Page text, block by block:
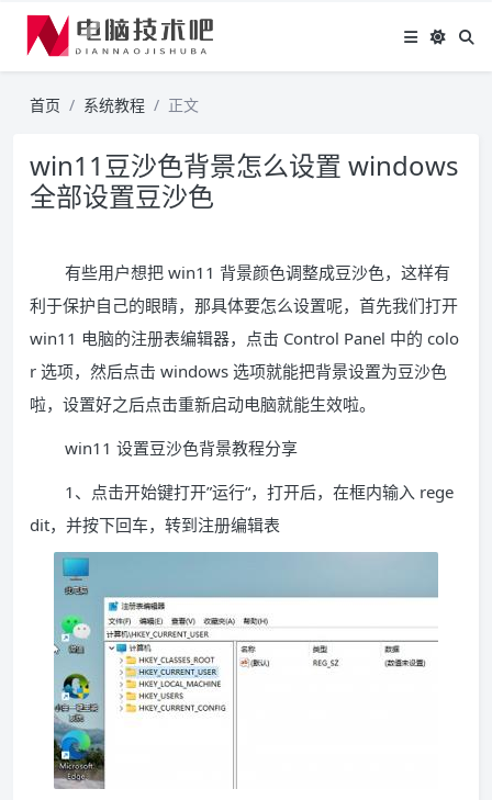
首页 系统教程 正文
win11豆沙色背景怎么设置 windows
全部设置豆沙色
有些用户想把 win11 背景颜色调整成豆沙色，这样有
利于保护自己的眼睛，那具体要怎么设置呢，首先我们打开
win11 电脑的注册表编辑器，点击 Control Panel 中的 colo
r 选项，然后点击 windows 选项就能把背景设置为豆沙色
啦，设置好之后点击重新启动电脑就能生效啦。
win11 设置豆沙色背景教程分享
1、点击开始键打开”运行“，打开后，在框内输入 rege
dit，并按下回车，转到注册编辑表